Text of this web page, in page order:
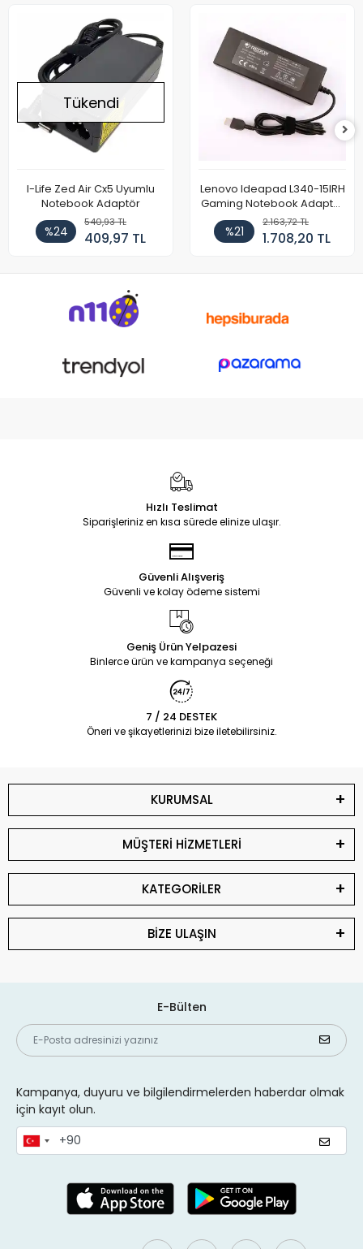
Tükendi
I-Life Zed Air Cx5 Uyumlu
Notebook Adaptör
%24
540,93 TL
409,97 TL
Lenovo Ideapad L340-15IRH
Gaming Notebook Adaptör
Cihazı Şarj Aleti (150W)
%21
2.163,72 TL
1.708,20 TL
Hızlı Teslimat
Siparişleriniz en kısa sürede elinize ulaşır.
Güvenli Alışveriş
Güvenli ve kolay ödeme sistemi
Geniş Ürün Yelpazesi
Binlerce ürün ve kampanya seçeneği
7 / 24 DESTEK
Öneri ve şikayetlerinizi bize iletebilirsiniz.
KURUMSAL
MÜŞTERİ HİZMETLERİ
KATEGORİLER
BİZE ULAŞIN
E-Bülten
Kampanya, duyuru ve bilgilendirmelerden haberdar olmak
için kayıt olun.